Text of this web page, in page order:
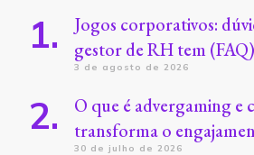
Jogos corporativos:
gestor de RH tem (FAQ)
3 de agosto de 2026
O que é advergaming e
transforma o
30 de julho de 2026